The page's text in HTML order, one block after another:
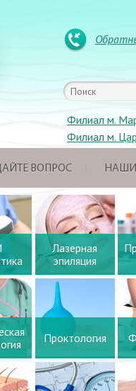
Филиал м.
Филиал м.
ВОПРОС
Лазерная
эпиляция
Проктология